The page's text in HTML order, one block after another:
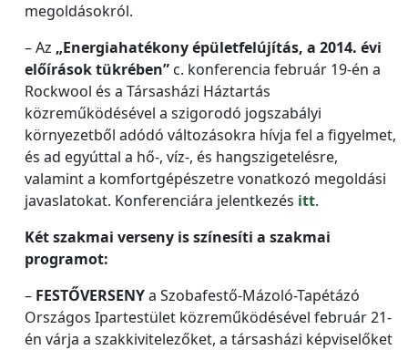
megoldásokról.
– Az „Energiahatékony épületfelújítás, a 2014. évi
előírások tükrében” c. konferencia február 19-én a
Rockwool és a Társasházi Háztartás
közreműködésével a szigorodó jogszabályi
környezetből adódó változásokra hívja fel a figyelmet,
és ad egyúttal a hő-, víz-, és hangszigetelésre,
valamint a komfortgépészetre vonatkozó megoldási
javaslatokat. Konferenciára jelentkezés itt.
Két szakmai verseny is színesíti a szakmai
programot:
– FESTŐVERSENYa Szobafestő-Mázoló-Tapétázó
Országos Ipartestület közreműködésével február 21-
én várja a szakkivitelezőket, a társasházi képviselőket